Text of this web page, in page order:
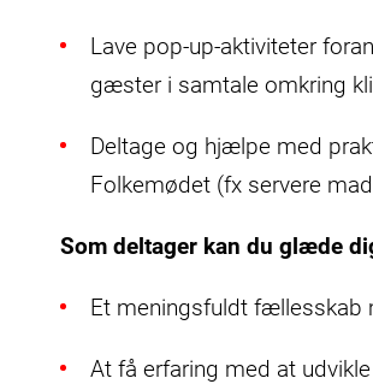
Lave pop-up-aktiviteter
gæster i samtale omkring
Deltage og hjælpe med
Folkemødet (fx servere
Som deltager kan du glæde
Et meningsfuldt fællesskab
At få erfaring med at